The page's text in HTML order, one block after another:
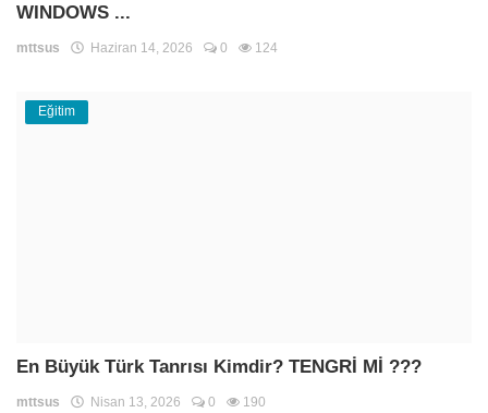
WINDOWS ...
mttsus Haziran 14, 2026 0 124
Eğitim
En Büyük Türk Tanrısı Kimdir? TENGRİ Mİ ???
mttsus Nisan 13, 2026 0 190